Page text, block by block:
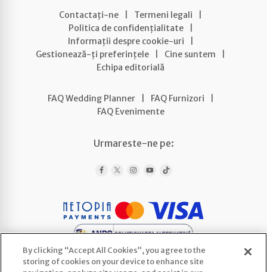
Contactați-ne Termeni legali
Politica de confidențialitate
Informații despre cookie-uri
Gestionează-ți preferințele
Cine suntem
Echipa editorială
FAQ Wedding Planner FAQ Furnizori
FAQ Evenimente
Urmareste-ne pe:
By clicking “Accept All Cookies”, you agree to the
storing of cookies on your device to enhance site